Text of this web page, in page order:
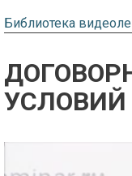
Библиотека
УСЛОВИЙ